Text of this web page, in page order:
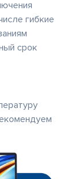
гибкие
срок